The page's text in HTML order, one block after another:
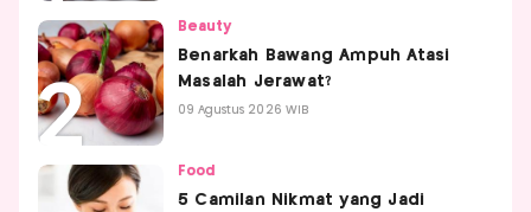
Beauty
Benarkah Bawang Ampuh Atasi
Masalah Jerawat?
09 Agustus 2026 WIB
Food
5 Camilan Nikmat yang Jadi